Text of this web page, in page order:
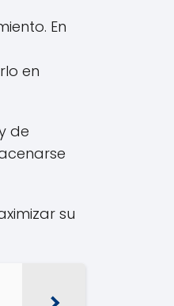
En
en
de
su